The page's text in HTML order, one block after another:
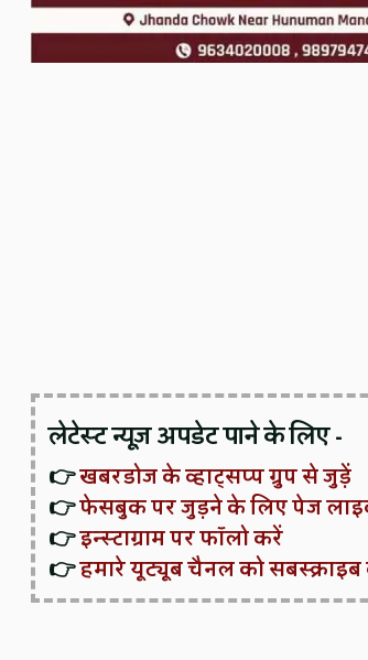
लेटेस्ट न्यूज़ अपडेट पाने के लिए -
👉खबरडोज के व्हाट्सप्प ग्रुप से जुड़ें
👉फेसबुक पर जुड़ने के लिए पेज
👉इन्स्टाग्राम पर फॉलो करें
👉हमारे यूट्यूब चैनल को